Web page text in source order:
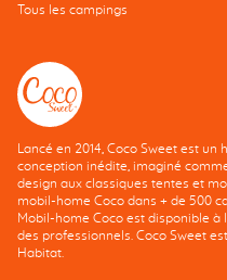
Tous les campings
Lancé en 2014, Coco Sweet est
conception inédite, imaginé
design aux classiques tentes et
mobil-home Coco dans + de 500
Mobil-home Coco est disponible à
des professionnels. Coco Sweet
Habitat.